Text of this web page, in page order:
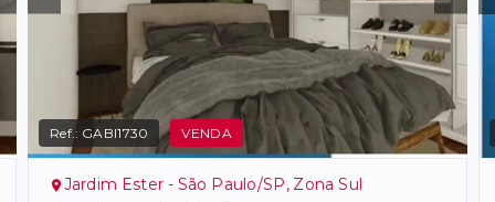
Ref.: GABI1730 VENDA
Jardim Ester - São Paulo/SP, Zona Sul